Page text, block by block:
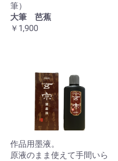
筆）
大筆 芭蕉
￥1,900
作品用墨液。
原液のまま使えて手間いら